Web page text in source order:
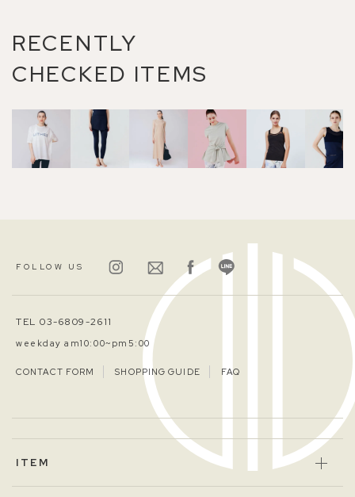
RECENTLY
CHECKED ITEMS
FOLLOW US
TEL 03-6809-2611
weekday am10:00~pm5:00
CONTACT FORM SHOPPING GUIDE FAQ
ITEM